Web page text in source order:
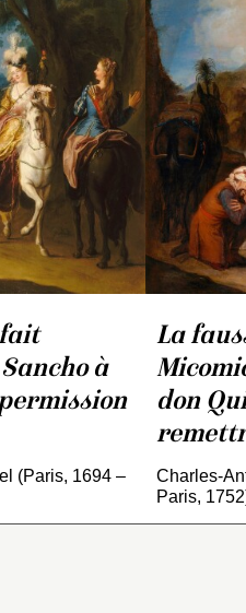
à
(Paris, 1694 –
Le
La
don
Charles-
Paris,